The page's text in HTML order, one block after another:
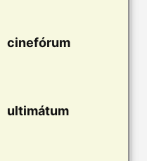
cinefórum
ultimátum